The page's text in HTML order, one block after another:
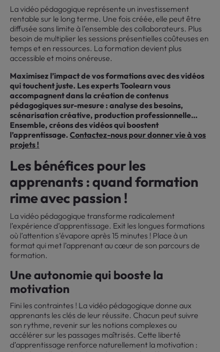
La vidéo pédagogique représente un investissement
rentable sur le long terme. Une fois créée, elle peut être
diffusée sans limite à l’ensemble des collaborateurs. Plus
besoin de multiplier les sessions présentielles coûteuses en
temps et en ressources. La formation devient plus
accessible et moins onéreuse.
Maximisez l’impact de vos formations avec des vidéos
qui touchent juste. Les experts Toolearn vous
accompagnent dans la création de contenus
pédagogiques sur-mesure : analyse des besoins,
scénarisation créative, production professionnelle…
Ensemble, créons des vidéos qui boostent
l’apprentissage.Contactez-nous pour donner vie à vos
projets !
Les bénéfices pour les
apprenants : quand formation
rime avec passion !
La vidéo pédagogique transforme radicalement
l’expérience d’apprentissage. Exit les longues formations
où l’attention s’évapore après 15 minutes ! Place à un
format qui met l’apprenant au cœur de son parcours de
formation.
Une autonomie qui booste la
motivation
Fini les contraintes ! La vidéo pédagogique donne aux
apprenants les clés de leur réussite. Chacun peut suivre
son rythme, revenir sur les notions complexes ou
accélérer sur les passages maîtrisés. Cette liberté
d’apprentissage renforce naturellement la motivation :